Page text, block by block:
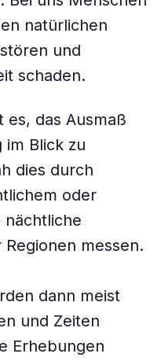
natürlichen
und
schaden.
es, das Ausmaß
Blick zu
dies durch
oder
nächtliche
messen.
dann meist
und Zeiten
Erhebungen